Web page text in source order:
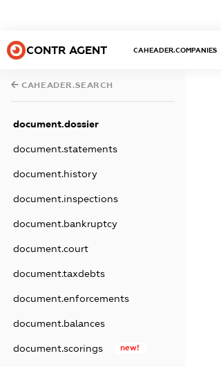
CONTR AGENT CAHEADER.COMPANIES
CAHEADER.SEARCH
document.dossier
document.statements
document.history
document.inspections
document.bankruptcy
document.court
document.taxdebts
document.enforcements
document.balances
document.scorings new!